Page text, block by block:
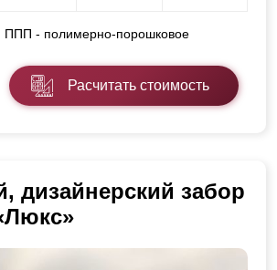
ППП - полимерно-порошковое
Расчитать стоимость
дизайнерский забор